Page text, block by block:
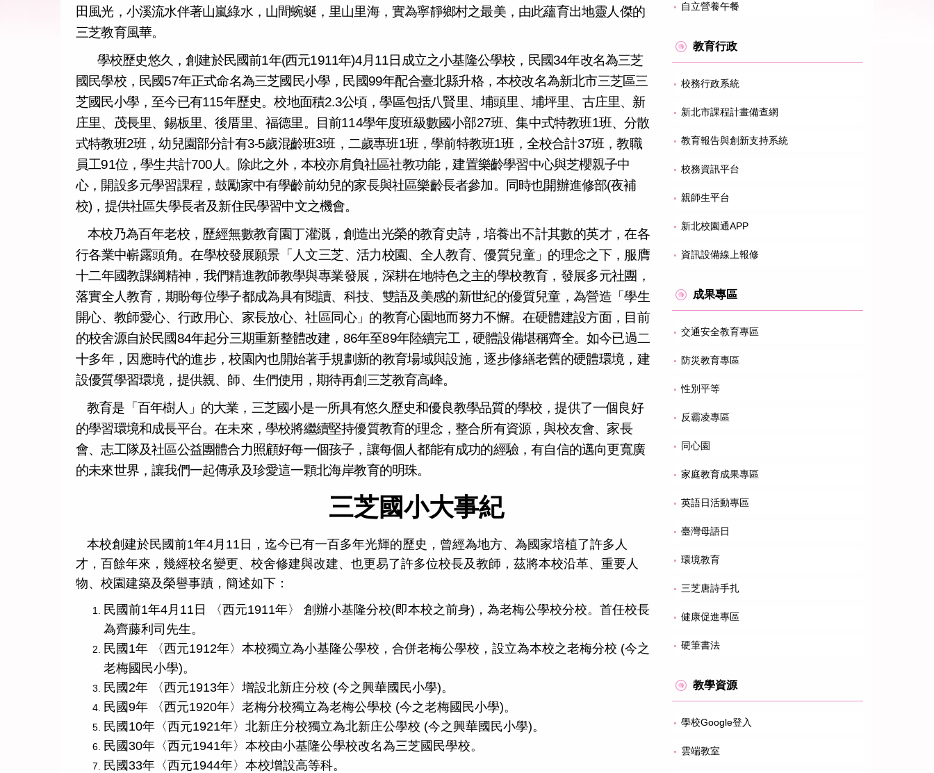
田風光，小溪流水伴著山嵐綠水，山間蜿蜒，里山里海，實為寧靜鄉村之最美，由此蘊育出地靈人傑的
三芝教育風華。
學校歷史悠久，創建於民國前1年(西元1911年)4月11日成立之小基隆公學校，民國34年改名為三芝
國民學校，民國57年正式命名為三芝國民小學，民國99年配合臺北縣升格，本校改名為新北市三芝區三
芝國民小學，至今已有115年歷史。校地面積2.3公頃，學區包括八賢里、埔頭里、埔坪里、古庄里、新
庄里、茂長里、錫板里、後厝里、福德里。目前114學年度班級數國小部27班、集中式特教班1班、分散
式特教班2班，幼兒園部分計有3-5歲混齡班3班，二歲專班1班，學前特教班1班，全校合計37班，教職
員工91位，學生共計700人。除此之外，本校亦肩負社區社教功能，建置樂齡學習中心與芝櫻親子中
心，開設多元學習課程，鼓勵家中有學齡前幼兒的家長與社區樂齡長者參加。同時也開辦進修部(夜補
校)，提供社區失學長者及新住民學習中文之機會。
本校乃為百年老校，歷經無數教育園丁灌溉，創造出光榮的教育史詩，培養出不計其數的英才，在各
行各業中嶄露頭角。在學校發展願景「人文三芝、活力校園、全人教育、優質兒童」的理念之下，服膺
十二年國教課綱精神，我們精進教師教學與專業發展，深耕在地特色之主的學校教育，發展多元社團，
落實全人教育，期盼每位學子都成為具有閱讀、科技、雙語及美感的新世紀的優質兒童，為營造「學生
開心、教師愛心、行政用心、家長放心、社區同心」的教育心園地而努力不懈。在硬體建設方面，目前
的校舍源自於民國84年起分三期重新整體改建，86年至89年陸續完工，硬體設備堪稱齊全。如今已過二
十多年，因應時代的進步，校園內也開始著手規劃新的教育場域與設施，逐步修繕老舊的硬體環境，建
設優質學習環境，提供親、師、生們使用，期待再創三芝教育高峰。
教育是「百年樹人」的大業，三芝國小是一所具有悠久歷史和優良教學品質的學校，提供了一個良好
的學習環境和成長平台。在未來，學校將繼續堅持優質教育的理念，整合所有資源，與校友會、家長
會、志工隊及社區公益團體合力照顧好每一個孩子，讓每個人都能有成功的經驗，有自信的邁向更寬廣
的未來世界，讓我們一起傳承及珍愛這一顆北海岸教育的明珠。
三芝國小大事紀
本校創建於民國前1年4月11日，迄今已有一百多年光輝的歷史，曾經為地方、為國家培植了許多人
才，百餘年來，幾經校名變更、校舍修建與改建、也更易了許多位校長及教師，茲將本校沿革、重要人
物、校園建築及榮譽事蹟，簡述如下：
民國前1年4月11日 〈西元1911年〉 創辦小基隆分校(即本校之前身)，為老梅公學校分校。首任校長
為齊藤利司先生。
民國1年 〈西元1912年〉本校獨立為小基隆公學校，合併老梅公學校，設立為本校之老梅分校 (今之
老梅國民小學)。
民國2年 〈西元1913年〉增設北新庄分校 (今之興華國民小學)。
民國9年 〈西元1920年〉老梅分校獨立為老梅公學校 (今之老梅國民小學)。
民國10年〈西元1921年〉北新庄分校獨立為北新庄公學校 (今之興華國民小學)。
民國30年〈西元1941年〉本校由小基隆公學校改名為三芝國民學校。
民國33年〈西元1944年〉本校增設高等科。
自立營養午餐
教育行政
校務行政系統
新北市課程計畫備查網
教育報告與創新支持系統
校務資訊平台
親師生平台
新北校園通APP
資訊設備線上報修
成果專區
交通安全教育專區
防災教育專區
性別平等
反霸凌專區
同心園
家庭教育成果專區
英語日活動專區
臺灣母語日
環境教育
三芝唐詩手扎
健康促進專區
硬筆書法
教學資源
學校Google登入
雲端教室